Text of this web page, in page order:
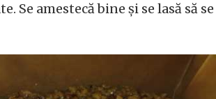
Se amestecă bine și se lasă să se